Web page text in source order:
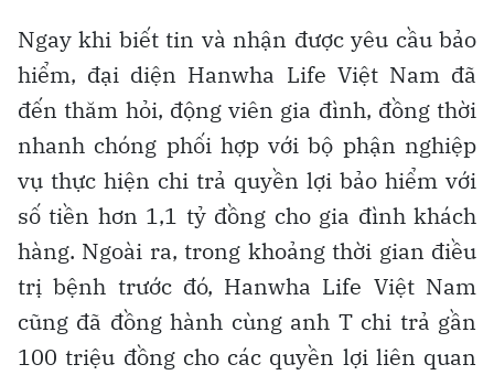
Ngay khi biết tin và nhận được yêu cầu bảo
hiểm, đại diện Hanwha Life Việt Nam đã
đến thăm hỏi, động viên gia đình, đồng thời
nhanh chóng phối hợp với bộ phận nghiệp
vụ thực hiện chi trả quyền lợi bảo hiểm với
số tiền hơn 1,1 tỷ đồng cho gia đình khách
hàng. Ngoài ra, trong khoảng thời gian điều
trị bệnh trước đó, Hanwha Life Việt Nam
cũng đã đồng hành cùng anh T chi trả gần
100 triệu đồng cho các quyền lợi liên quan